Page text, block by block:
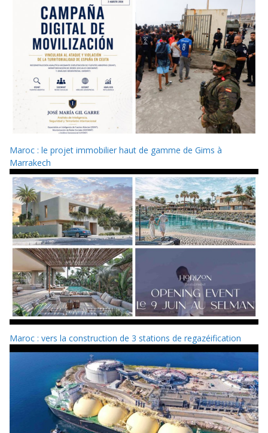
Maroc : le projet immobilier haut de gamme de Gims à
Marrakech
Maroc : vers la construction de 3 stations de regazéification